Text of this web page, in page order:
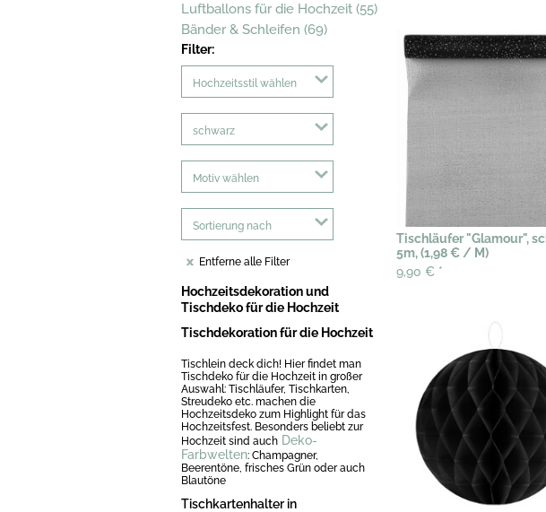
Luftballons für die Hochzeit (55)
Bänder & Schleifen (69)
Filter:
Hochzeitsstil wählen
schwarz
Motiv wählen
Sortierung nach
Entferne alle Filter
Hochzeitsdekoration und
Tischdeko für die Hochzeit
Tischdekoration für die Hochzeit
Tischlein deck dich! Hier findet man
Tischdeko für die Hochzeit in großer
Auswahl: Tischläufer, Tischkarten,
Streudeko etc. machen die
Hochzeitsdeko zum Highlight für das
Hochzeitsfest. Besonders beliebt zur
Hochzeit sind auch Deko-
Farbwelten: Champagner,
Beerentöne, frisches Grün oder auch
Blautöne
Tischkartenhalter in
Tischläufer "Glamour",
5m, (1,98 € / M)
9,90 € *